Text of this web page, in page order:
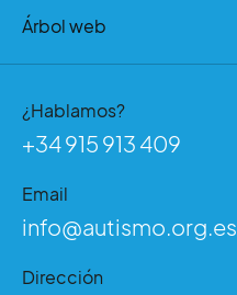
Árbol web
¿Hablamos?
+34 915 913 409
Email
info@autismo.org.es
Dirección